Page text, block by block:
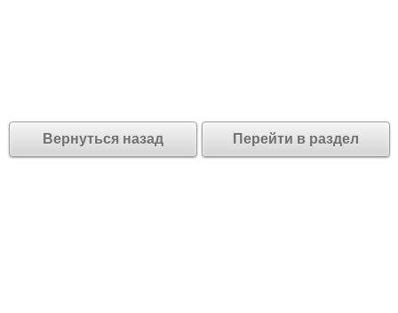
Вернуться назад Перейти в раздел